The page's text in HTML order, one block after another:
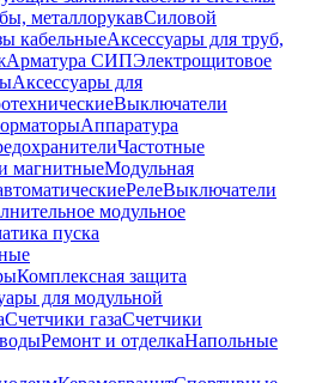
металлорукавСиловой
кабельныеАксессуары для труб,
Арматура СИПЭлектрощитовое
Аксессуары для
Выключатели
Аппаратура
Частотные
магнитныеМодульная
РелеВыключатели
модульное
пуска
Комплексная защита
для модульной
Счетчики газаСчетчики
Ремонт и отделкаНапольные